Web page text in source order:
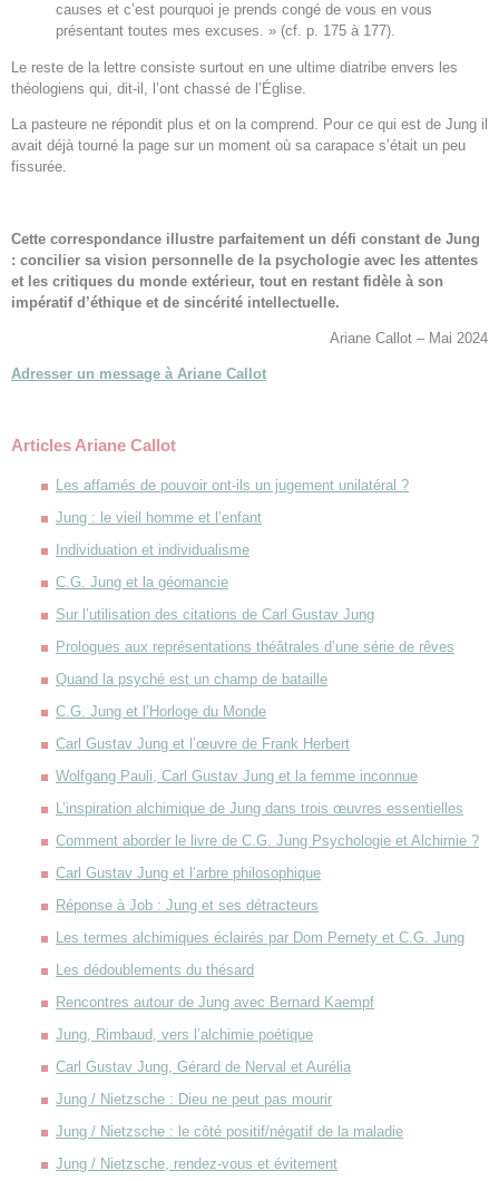
causes et c’est pourquoi je prends congé de vous en vous
présentant toutes mes excuses. » (cf. p. 175 à 177).
Le reste de la lettre consiste surtout en une ultime diatribe envers les
théologiens qui, dit-il, l’ont chassé de l’Église.
La pasteure ne répondit plus et on la comprend. Pour ce qui est de Jung il
avait déjà tourné la page sur un moment où sa carapace s’était un peu
fissurée.
Cette correspondance illustre parfaitement un défi constant de Jung
: concilier sa vision personnelle de la psychologie avec les attentes
et les critiques du monde extérieur, tout en restant fidèle à son
impératif d’éthique et de sincérité intellectuelle.
Ariane Callot – Mai 2024
Adresser un message à Ariane Callot
Articles Ariane Callot
Les affamés de pouvoir ont-ils un jugement unilatéral ?
Jung : le vieil homme et l’enfant
Individuation et individualisme
C.G. Jung et la géomancie
Sur l’utilisation des citations de Carl Gustav Jung
Prologues aux représentations théâtrales d’une série de rêves
Quand la psyché est un champ de bataille
C.G. Jung et l’Horloge du Monde
Carl Gustav Jung et l’œuvre de Frank Herbert
Wolfgang Pauli, Carl Gustav Jung et la femme inconnue
L’inspiration alchimique de Jung dans trois œuvres essentielles
Comment aborder le livre de C.G. Jung Psychologie et Alchimie ?
Carl Gustav Jung et l’arbre philosophique
Réponse à Job : Jung et ses détracteurs
Les termes alchimiques éclairés par Dom Pernety et C.G. Jung
Les dédoublements du thésard
Rencontres autour de Jung avec Bernard Kaempf
Jung, Rimbaud, vers l’alchimie poétique
Carl Gustav Jung, Gérard de Nerval et Aurélia
Jung / Nietzsche : Dieu ne peut pas mourir
Jung / Nietzsche : le côté positif/négatif de la maladie
Jung / Nietzsche, rendez-vous et évitement